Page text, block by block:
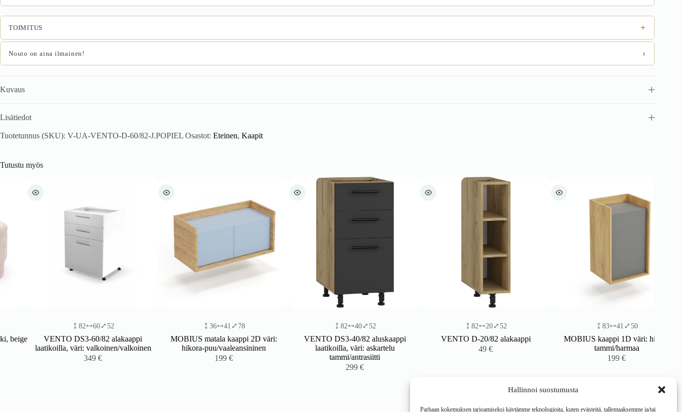
Hallinnoi suostumusta
Parhaan kokemuksen tarjoamiseksi käytämme teknologioita, kuten evästeitä, tallentaaksemme ja/tai
vaaleanharmaa
määrä
TOIMITUS +
Nouto on aina ilmainen! ›
Kuvaus
Lisätiedot
Tuotetunnus (SKU): V-UA-VENTO-D-60/82-J.POPIEL Osastot: Eteinen, Kaapit
Tutustu myös
20 52
VENTO D-20/82 alakaappi
41 50
MOBIUS kaappi 1D väri: hikora
tammi/harmaa
60 52
VENTO DS3-60/82 alakaappi
laatikoilla, väri: valkoinen/valkoinen
41 78
MOBIUS matala kaappi 2D väri:
hikora-puu/vaaleansininen
40 52
VENTO DS3-40/82 aluskaappi
laatikoilla, väri: askartelu
tammi/antrasiitti